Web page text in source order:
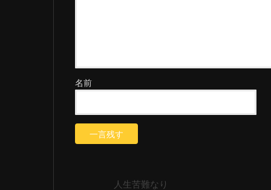
名前
人生苦難なり